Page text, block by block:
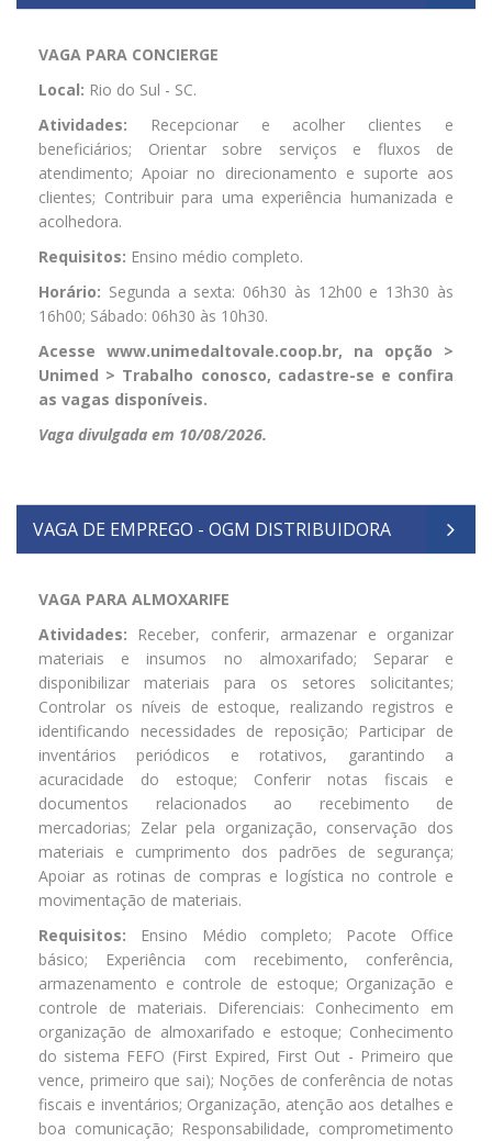
VAGA PARA CONCIERGE
Local: Rio do Sul - SC.
Atividades:
Recepcionar e acolher clientes e
beneficiários; Orientar sobre serviços e fluxos de
atendimento; Apoiar no direcionamento e suporte aos
clientes; Contribuir para uma experiência humanizada e
acolhedora.
Requisitos: Ensino médio completo.
Horário: Segunda a sexta: 06h30 às 12h00 e 13h30 às
16h00; Sábado: 06h30 às 10h30.
Acesse www.unimedaltovale.coop.br, na opção >
Unimed > Trabalho conosco, cadastre-se e confira
as vagas disponíveis.
Vaga divulgada em 10/08/2026.
VAGA DE EMPREGO - OGM DISTRIBUIDORA
VAGA PARA ALMOXARIFE
Atividades: Receber, conferir, armazenar e organizar
materiais e insumos no almoxarifado; Separar e
disponibilizar materiais para os setores solicitantes;
Controlar os níveis de estoque, realizando registros e
identificando necessidades de reposição; Participar de
inventários periódicos e rotativos, garantindo a
acuracidade do estoque; Conferir notas fiscais e
documentos relacionados ao recebimento de
mercadorias; Zelar pela organização, conservação dos
materiais e cumprimento dos padrões de segurança;
Apoiar as rotinas de compras e logística no controle e
movimentação de materiais.
Requisitos: Ensino Médio completo; Pacote Office
básico; Experiência com recebimento, conferência,
armazenamento e controle de estoque; Organização e
controle de materiais. Diferenciais: Conhecimento em
organização de almoxarifado e estoque; Conhecimento
do sistema FEFO (First Expired, First Out - Primeiro que
vence, primeiro que sai); Noções de conferência de notas
fiscais e inventários; Organização, atenção aos detalhes e
boa comunicação; Responsabilidade, comprometimento